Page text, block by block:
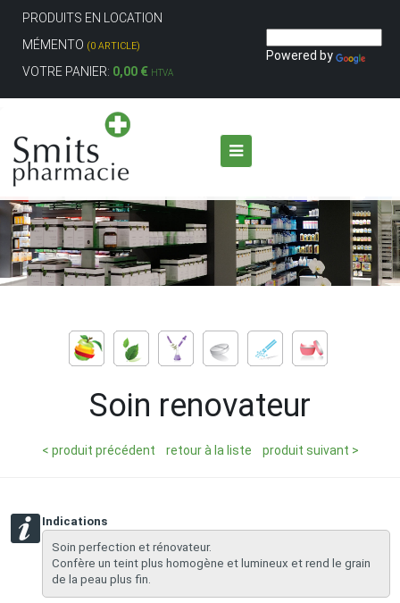
Aller au contenu
PRODUITS EN LOCATION
MÉMENTO (0 ARTICLE)
VOTRE PANIER: 0,00 € HTVA
Soin renovateur
< produit précédent retour à la liste produit suivant >
Indications
Soin perfection et rénovateur.
Confère un teint plus homogène et lumineux et rend le grain
de la peau plus fin.
Powered by